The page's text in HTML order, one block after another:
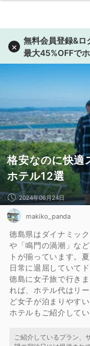
格安なのに快適
ホテル12選 ​
2024年06月24日
makiko_panda
徳島県はダイナミッ
や「鳴門の渦潮」な
トが揃っています。
日常に退屈していて
徳島に女子旅で行き
れば、ホテル代はリ
ど女子が泊まりやす
ホテルもご紹介して